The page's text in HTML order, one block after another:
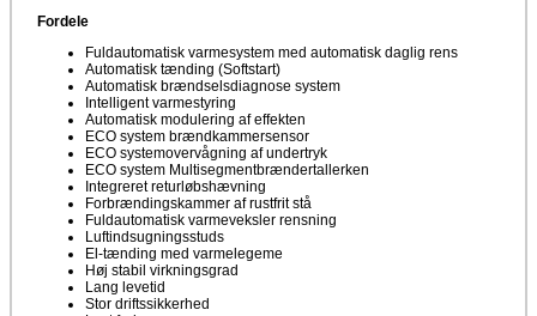
Fordele
Fuldautomatisk varmesystem med automatisk daglig rens
Automatisk tænding (Softstart)
Automatisk brændselsdiagnose system
Intelligent varmestyring
Automatisk modulering af effekten
ECO system brændkammersensor
ECO systemovervågning af undertryk
ECO system Multisegmentbrændertallerken
Integreret returløbshævning
Forbrændingskammer af rustfrit stå
Fuldautomatisk varmeveksler rensning
Luftindsugningsstuds
El-tænding med varmelegeme
Høj stabil virkningsgrad
Lang levetid
Stor driftssikkerhed